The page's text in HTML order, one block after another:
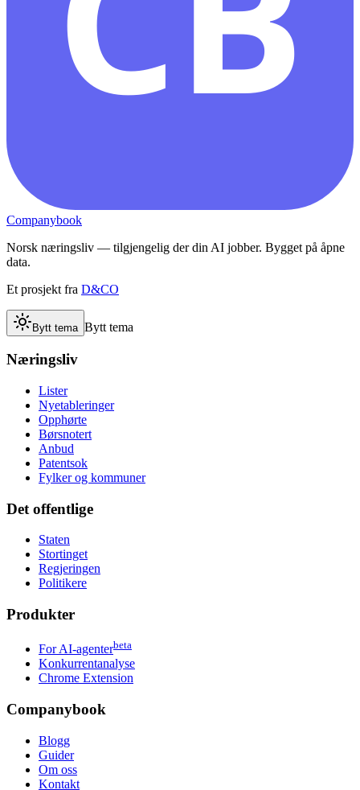
Companybook
Norsk næringsliv — tilgjengelig der din AI jobber. Bygget på åpne
data.
Et prosjekt fra D&CO
Bytt tema Bytt tema
Næringsliv
Lister
Nyetableringer
Opphørte
Børsnotert
Anbud
Patentsok
Fylker og kommuner
Det offentlige
Staten
Stortinget
Regjeringen
Politikere
Produkter
For AI-agenterbeta
Konkurrentanalyse
Chrome Extension
Companybook
Blogg
Guider
Om oss
Kontakt